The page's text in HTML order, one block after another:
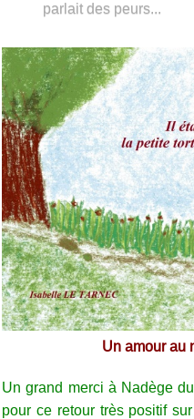
parlait des peurs...
Un amour au
Un grand merci à Nadège
pour ce retour très positif